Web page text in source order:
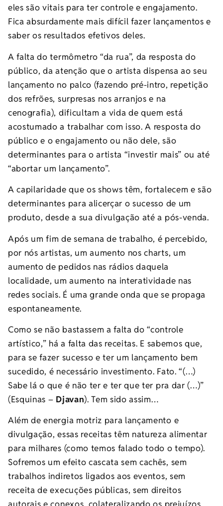
eles são vitais para ter controle e engajamento.
Fica absurdamente mais difícil fazer lançamentos e
saber os resultados efetivos deles.
A falta do termômetro “da rua”, da resposta do
público, da atenção que o artista dispensa ao seu
lançamento no palco (fazendo pré-intro, repetição
dos refrões, surpresas nos arranjos e na
cenografia), dificultam a vida de quem está
acostumado a trabalhar com isso. A resposta do
público e o engajamento ou não dele, são
determinantes para o artista “investir mais” ou até
“abortar um lançamento”.
A capilaridade que os shows têm, fortalecem e são
determinantes para alicerçar o sucesso de um
produto, desde a sua divulgação até a pós-venda.
Após um fim de semana de trabalho, é percebido,
por nós artistas, um aumento nos charts, um
aumento de pedidos nas rádios daquela
localidade, um aumento na interatividade nas
redes sociais. É uma grande onda que se propaga
espontaneamente.
Como se não bastassem a falta do “controle
artístico,” há a falta das receitas. E sabemos que,
para se fazer sucesso e ter um lançamento bem
sucedido, é necessário investimento. Fato. “(…)
Sabe lá o que é não ter e ter que ter pra dar (…)”
(Esquinas – Djavan). Tem sido assim…
Além de energia motriz para lançamento e
divulgação, essas receitas têm natureza alimentar
para milhares (como temos falado todo o tempo).
Sofremos um efeito cascata sem cachês, sem
trabalhos indiretos ligados aos eventos, sem
receita de execuções públicas, sem direitos